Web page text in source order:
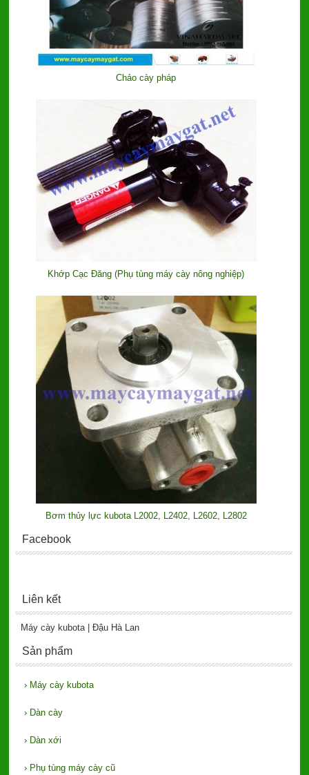
Chảo cày pháp
Khớp Cạc Đăng (Phụ tùng máy cày nông nghiệp)
Bơm thủy lực kubota L2002, L2402, L2602, L2802
Facebook
Liên kết
Máy cày kubota | Đậu Hà Lan
Sản phẩm
› Máy cày kubota
› Dàn cày
› Dàn xới
› Phụ tùng máy cày cũ